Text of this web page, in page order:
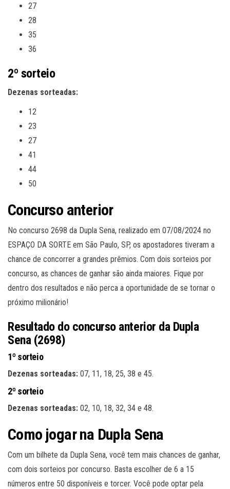
27
28
35
36
2º sorteio
Dezenas sorteadas:
12
23
27
41
44
50
Concurso anterior
No concurso 2698 da Dupla Sena, realizado em 07/08/2024 no
ESPAÇO DA SORTE em São Paulo, SP, os apostadores tiveram a
chance de concorrer a grandes prêmios. Com dois sorteios por
concurso, as chances de ganhar são ainda maiores. Fique por
dentro dos resultados e não perca a oportunidade de se tornar o
próximo milionário!
Resultado do concurso anterior da Dupla
Sena (2698)
1º sorteio
Dezenas sorteadas: 07, 11, 18, 25, 38 e 45.
2º sorteio
Dezenas sorteadas: 02, 10, 18, 32, 34 e 48.
Como jogar na Dupla Sena
Com um bilhete da Dupla Sena, você tem mais chances de ganhar,
com dois sorteios por concurso. Basta escolher de 6 a 15
números entre 50 disponíveis e torcer. Você pode optar pela